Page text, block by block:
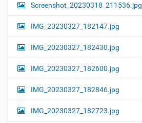
Screenshot_20230318_211536.jpg
IMG_20230327_182147.jpg
IMG_20230327_182430.jpg
IMG_20230327_182600.jpg
IMG_20230327_182846.jpg
IMG_20230327_182723.jpg